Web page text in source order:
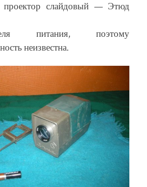
проектор слайдовый — Этюд
питания, поэтому
неизвестна.